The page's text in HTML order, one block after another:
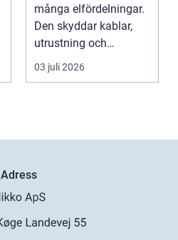
många elfördelningar.
Den skyddar kablar,
utrustning och
människor mot
överlast...
03 juli 2026
Adress